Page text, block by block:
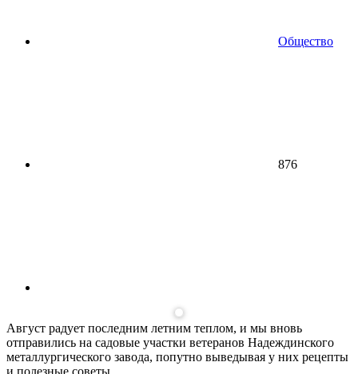
Общество
876
Август радует последним летним теплом, и мы вновь
отправились на садовые участки ветеранов Надеждинского
металлургического завода, попутно выведывая у них рецепты
и полезные советы.